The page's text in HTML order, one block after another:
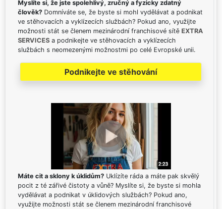
Myslíte si, že jste spolehlivý, zručný a fyzicky zdatný
člověk? Domníváte se, že byste si mohl vydělávat a podnikat
ve stěhovacích a vyklízecích službách? Pokud ano, využijte
možnosti stát se členem mezinárodní franchisové sítě EXTRA
SERVICES a podnikejte ve stěhovacích a vyklízecích
službách s neomezenými možnostmi po celé Evropské unii.
Podnikejte ve stěhování
Máte cit a sklony k úklidům? Uklízíte ráda a máte pak skvělý
pocit z té zářivé čistoty a vůně? Myslíte si, že byste si mohla
vydělávat a podnikat v úklidových službách? Pokud ano,
využijte možnosti stát se členem mezinárodní franchisové